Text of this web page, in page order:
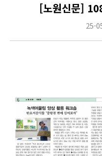
[노원신문]
25-
Content